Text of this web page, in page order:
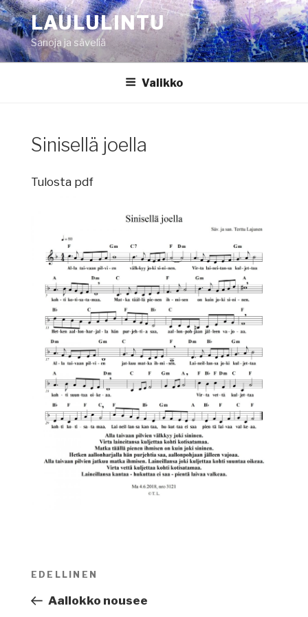
Siirry
sisältöönLAULULINTU
Sanoja ja säveliä
Valikko
Sinisellä joella
Tulosta pdf
Artikkelien
Edellinen
artikkeli
EDELLINEN
Aallokko nousee